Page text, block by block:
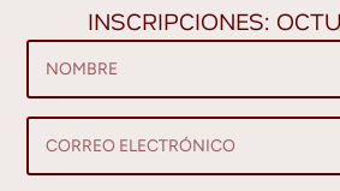
INSCRIPCIONES: